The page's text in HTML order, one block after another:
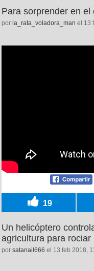
Para sorprender en
por la_rata_voladora_man el 13
19
Un helicóptero
agricultura para rociar
por satanail666 el 13 feb 2018,